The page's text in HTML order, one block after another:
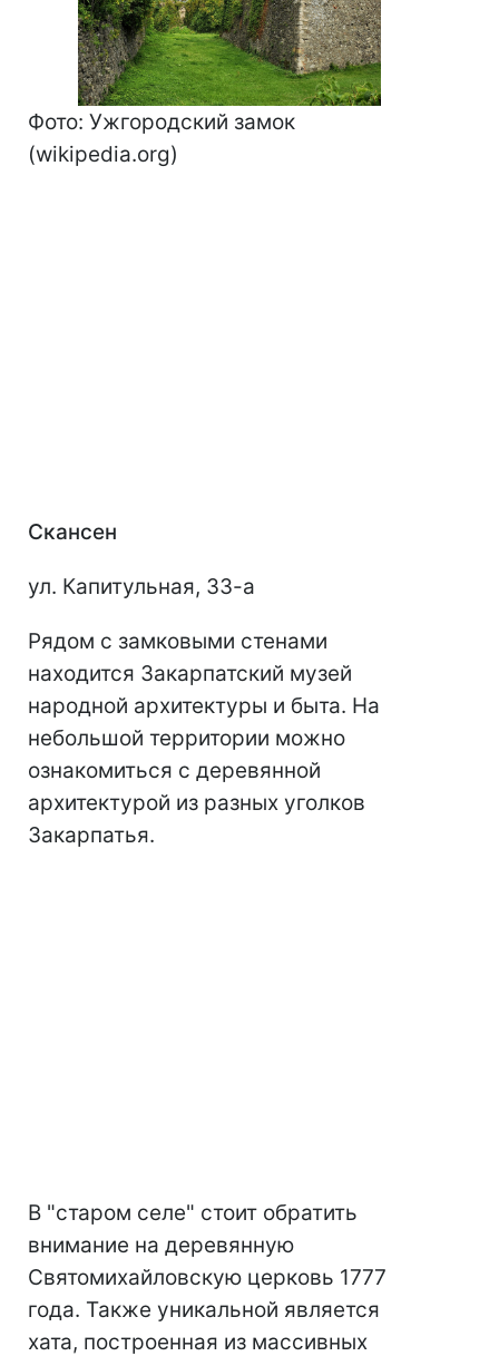
Фото: Ужгородский замок
(wikipedia.org)
Скансен
ул. Капитульная, 33-а
Рядом с замковыми стенами
находится Закарпатский музей
народной архитектуры и быта. На
небольшой территории можно
ознакомиться с деревянной
архитектурой из разных уголков
Закарпатья.
В "старом селе" стоит обратить
внимание на деревянную
Святомихайловскую церковь 1777
года. Также уникальной является
хата, построенная из массивных